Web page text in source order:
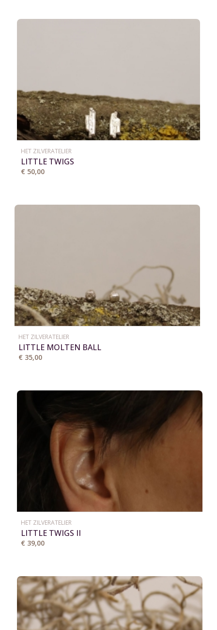
HET ZILVERATELIER
LITTLE TWIGS
€ 50,00
HET ZILVERATELIER
LITTLE MOLTEN BALL
€ 35,00
HET ZILVERATELIER
LITTLE TWIGS II
€ 39,00